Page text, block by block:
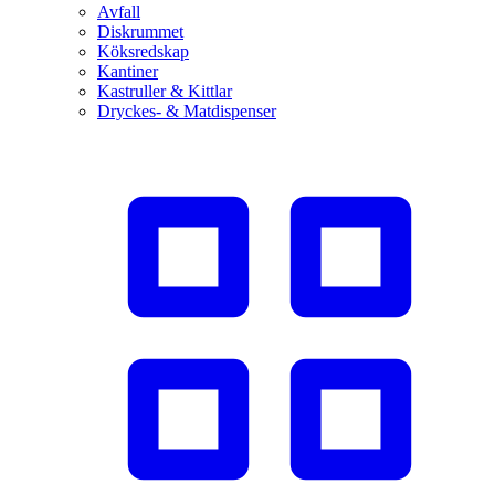
Avfall
Diskrummet
Köksredskap
Kantiner
Kastruller & Kittlar
Dryckes- & Matdispenser